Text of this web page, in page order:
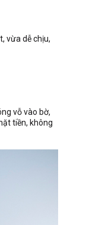
vừa dễ chịu,
vỗ vào bờ,
tiền, không